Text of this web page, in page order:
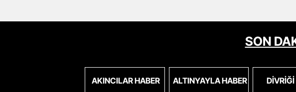
SON
AKINCILAR HABER ALTINYAYLA HABER